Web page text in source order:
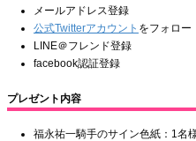
メールアドレス登録
公式Twitterアカウント をフォロー
LINE＠フレンド登録
facebook認証登録
プレゼント内容
福永祐一騎手のサイン色紙：1名